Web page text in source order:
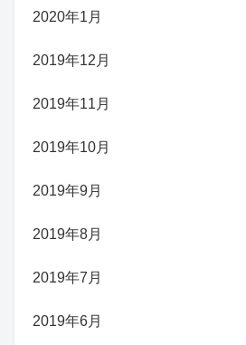
2020年1月
2019年12月
2019年11月
2019年10月
2019年9月
2019年8月
2019年7月
2019年6月